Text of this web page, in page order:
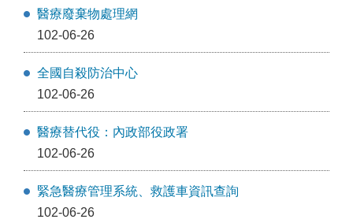
醫療廢棄物處理網
102-06-26
全國自殺防治中心
102-06-26
醫療替代役：內政部役政署
102-06-26
緊急醫療管理系統、救護車資訊查詢
102-06-26